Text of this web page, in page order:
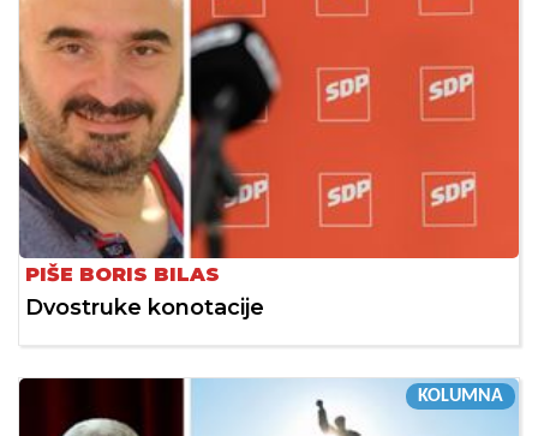
PIŠE BORIS BILAS
Dvostruke konotacije
KOLUMNA